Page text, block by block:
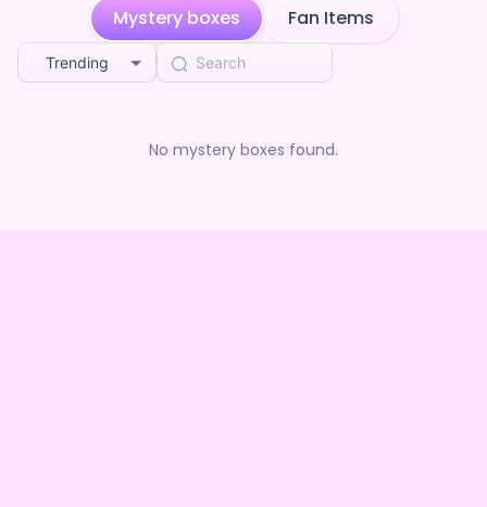
Mystery boxes Fan Items
Trending
No mystery boxes found.